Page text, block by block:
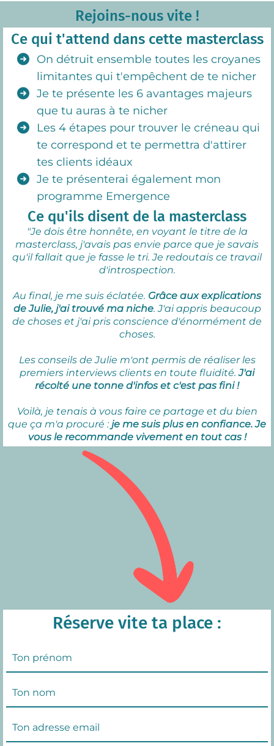
Rejoins-nous vite !
Ce qui t'attend dans cette masterclass
On détruit ensemble toutes les croyanes
limitantes qui t'empêchent de te nicher
Je te présente les 6 avantages majeurs
que tu auras à te nicher
Les 4 étapes pour trouver le créneau qui
te correspond et te permettra d'attirer
tes clients idéaux
Je te présenterai également mon
programme Emergence
Ce qu'ils disent de la masterclass
"Je dois être honnête, en voyant le titre de la
masterclass, j'avais pas envie parce que je savais
qu'il fallait que je fasse le tri. Je redoutais ce travail
d'introspection.
Au final, je me suis éclatée. Grâce aux explications
de Julie, j'ai trouvé ma niche. J'ai appris beaucoup
de choses et j'ai pris conscience d'énormément de
choses.
Les conseils de Julie m'ont permis de réaliser les
premiers interviews clients en toute fluidité. J'ai
récolté une tonne d'infos et c'est pas fini !
Voilà, je tenais à vous faire ce partage et du bien
que ça m'a procuré :je me suis plus en confiance. Je
vous le recommande vivement en tout cas !
Réserve vite ta place :